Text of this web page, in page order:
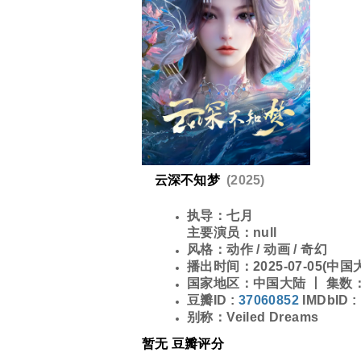
云深不知梦 (2025)
执导：七月
主要演员： null
风格：动作 / 动画 / 奇幻
播出时间： 2025-07-05(中国
国家地区： 中国大陆 丨 集数
豆瓣ID : 37060852
IMDbID :
别称：Veiled Dreams
暂无 豆瓣评分